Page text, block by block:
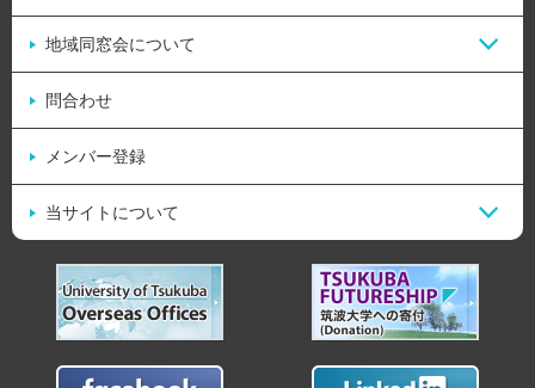
地域同窓会について
問合わせ
メンバー登録
当サイトについて